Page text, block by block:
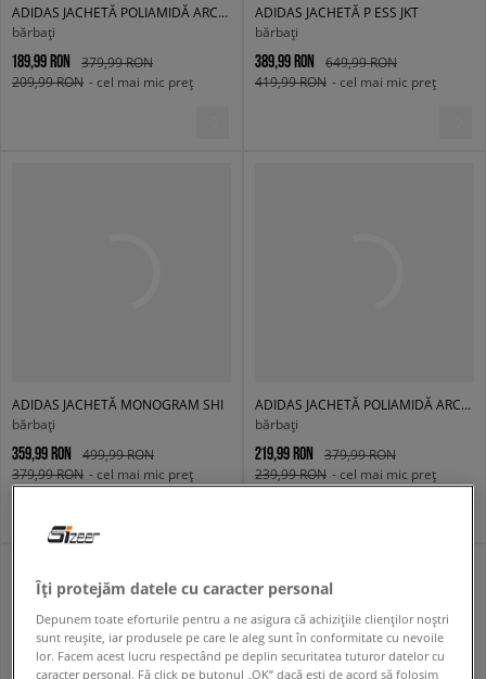
ADIDAS JACHETĂ POLIAMIDĂ ARCH TT
bărbați
189,99 RON
379,99 RON
209,99 RON - cel mai mic preț
ADIDAS JACHETĂ P ESS JKT
bărbați
389,99 RON
649,99 RON
419,99 RON - cel mai mic preț
ADIDAS JACHETĂ MONOGRAM SHI
bărbați
359,99 RON
499,99 RON
379,99 RON - cel mai mic preț
ADIDAS JACHETĂ POLIAMIDĂ ARCH TT
bărbați
219,99 RON
379,99 RON
239,99 RON - cel mai mic preț
Îți protejăm datele cu caracter personal
Depunem toate eforturile pentru a ne asigura că achizițiile clienților noștri
sunt reușite, iar produsele pe care le aleg sunt în conformitate cu nevoile
lor. Facem acest lucru respectând pe deplin securitatea tuturor datelor cu
caracter personal. Fă click pe butonul „OK” dacă ești de acord să folosim